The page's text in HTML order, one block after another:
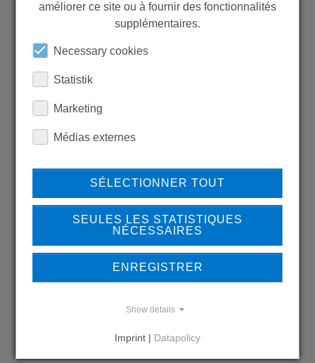
Back to overview
REFERENCES
améliorer ce site ou à fournir des fonctionnalités
supplémentaires.
Necessary cookies
Statistik
Marketing
Médias externes
SÉLECTIONNER TOUT
SEULES LES STATISTIQUES
NÉCESSAIRES
ENREGISTRER
Show details
Imprint | Datapolicy